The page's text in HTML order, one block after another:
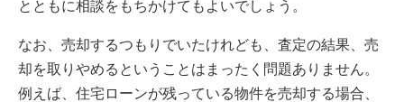
とともに相談をもちかけてもよいでしょう。
なお、売却するつもりでいたけれども、査定の結果、売
却を取りやめるということはまったく問題ありません。
例えば、住宅ローンが残っている物件を売却する場合、